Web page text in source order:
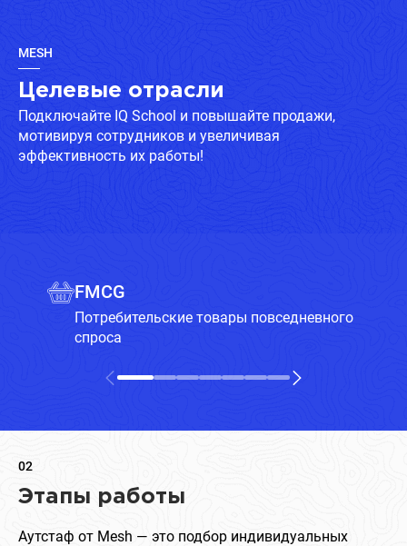
MESH
Целевые отрасли
Подключайте IQ School и повышайте продажи,
мотивируя сотрудников и увеличивая
эффективность их работы!
FMCG
Потребительские товары повседневного
спроса
02
Этапы работы
Аутстаф от Mesh — это подбор индивидуальных